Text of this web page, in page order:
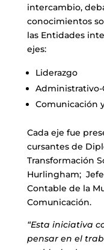
intercambio,
conocimientos
las Entidades
ejes:
Liderazgo
Administrativo-
Comunicación
Cada eje fue
cursantes de
Transformación
Hurlingham;
Contable de la
Comunicación.
“Esta iniciativa
pensar en el